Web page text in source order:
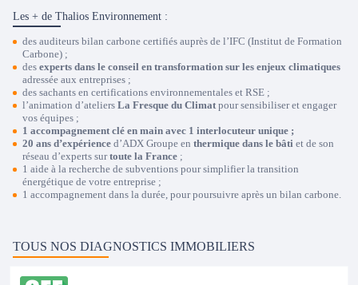
Les + de Thalios Environnement :
des auditeurs bilan carbone certifiés auprès de l’IFC (Institut de Formation
Carbone) ;
des experts dans le conseil en transformation sur les enjeux climatiques
adressée aux entreprises ;
des sachants en certifications environnementales et RSE ;
l’animation d’ateliers La Fresque du Climat pour sensibiliser et engager
vos équipes ;
1 accompagnement clé en main avec 1 interlocuteur unique ;
20 ans d’expérience d’ADX Groupe en thermique dans le bâti et de son
réseau d’experts surtoute la France ;
1 aide à la recherche de subventions pour simplifier la transition
énergétique de votre entreprise ;
1 accompagnement dans la durée, pour poursuivre après un bilan carbone.
TOUS NOS DIAGNOSTICS IMMOBILIERS